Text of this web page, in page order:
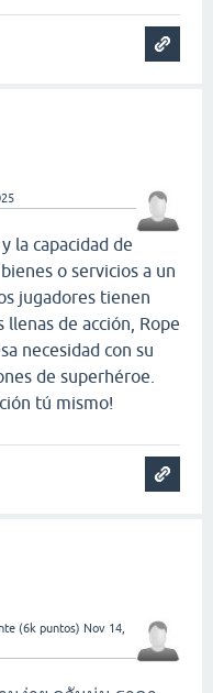
la capacidad de
o servicios a un
jugadores tienen
de acción, Rope
necesidad con su
de superhéroe.
tú mismo!
(6k puntos) Nov 14,